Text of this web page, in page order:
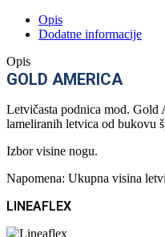
Opis
Dodatne informacije
Opis
GOLD AMERICA
Letvičasta podnica mod. Gold
lameliranih letvica od bukovu
Izbor visine nogu.
Napomena: Ukupna visina
LINEAFLEX